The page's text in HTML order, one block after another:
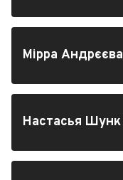
Мірра Андрєєва
Настасья Шунк